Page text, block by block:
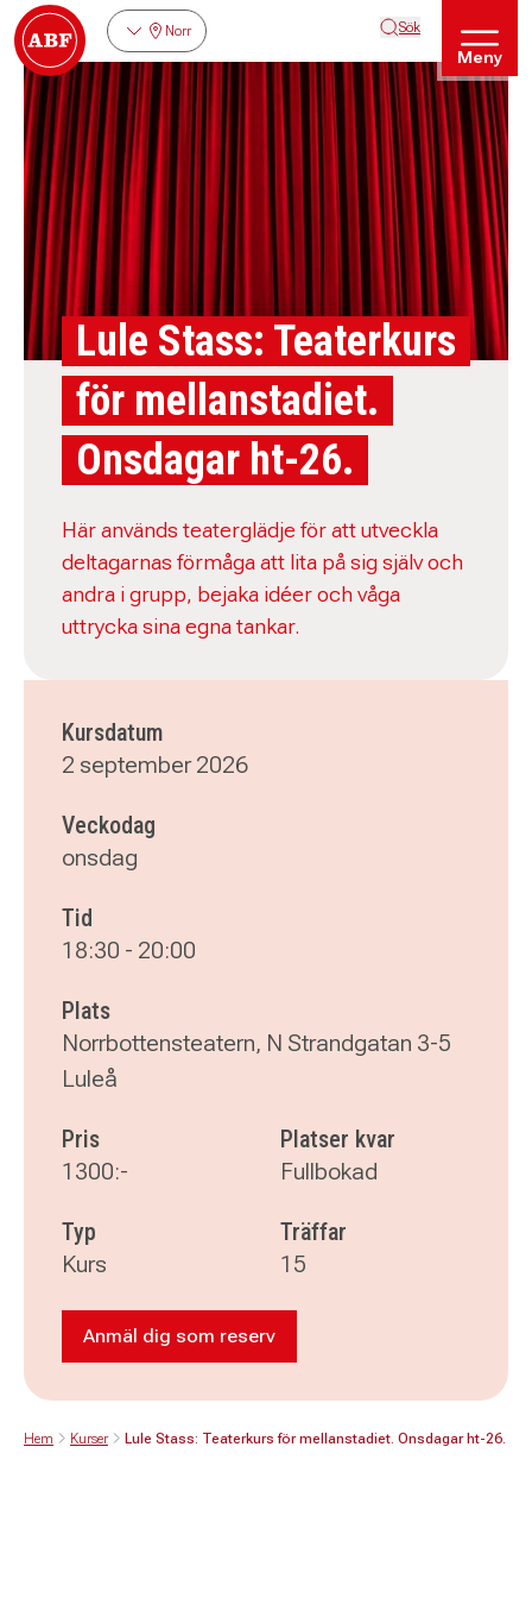
Norr Sök
Meny
Lule Stass: Teaterkurs
för mellanstadiet.
Onsdagar ht-26.
Här används teaterglädje för att utveckla
deltagarnas förmåga att lita på sig själv och
andra i grupp, bejaka idéer och våga
uttrycka sina egna tankar.
Kursdatum
2 september 2026
Veckodag
onsdag
Tid
18:30 - 20:00
Plats
Norrbottensteatern, N Strandgatan 3-5
Luleå
Pris
1300:-
Platser kvar
Fullbokad
Typ
Kurs
Träffar
15
Anmäl dig som reserv till Lule Stass:
Anmäl dig som reserv
Hem Kurser Lule Stass: Teaterkurs för mellanstadiet. Onsdagar ht-26.